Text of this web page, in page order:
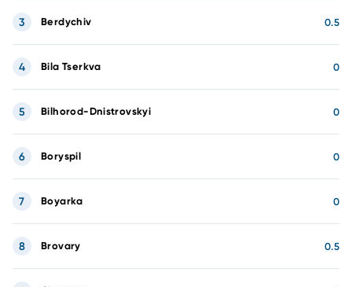
Berdychiv 0.5
3
Bila Tserkva 0
4
Bilhorod-Dnistrovskyi 0
5
Boryspil 0
6
Boyarka 0
7
Brovary 0.5
8